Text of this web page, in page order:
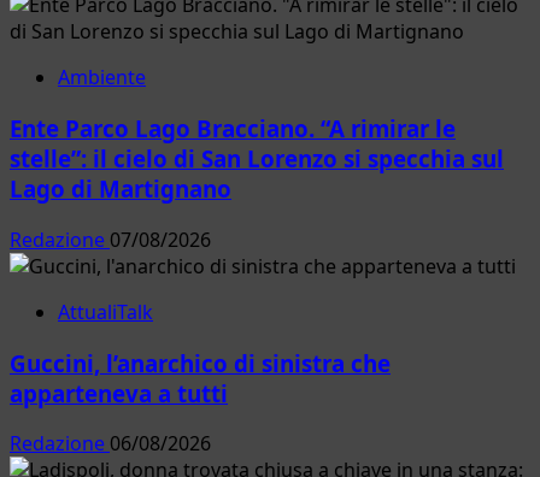
Ambiente
Ente Parco Lago Bracciano. “A rimirar le
stelle”: il cielo di San Lorenzo si specchia sul
Lago di Martignano
Redazione 07/08/2026
AttualiTalk
Guccini, l’anarchico di sinistra che
apparteneva a tutti
Redazione 06/08/2026